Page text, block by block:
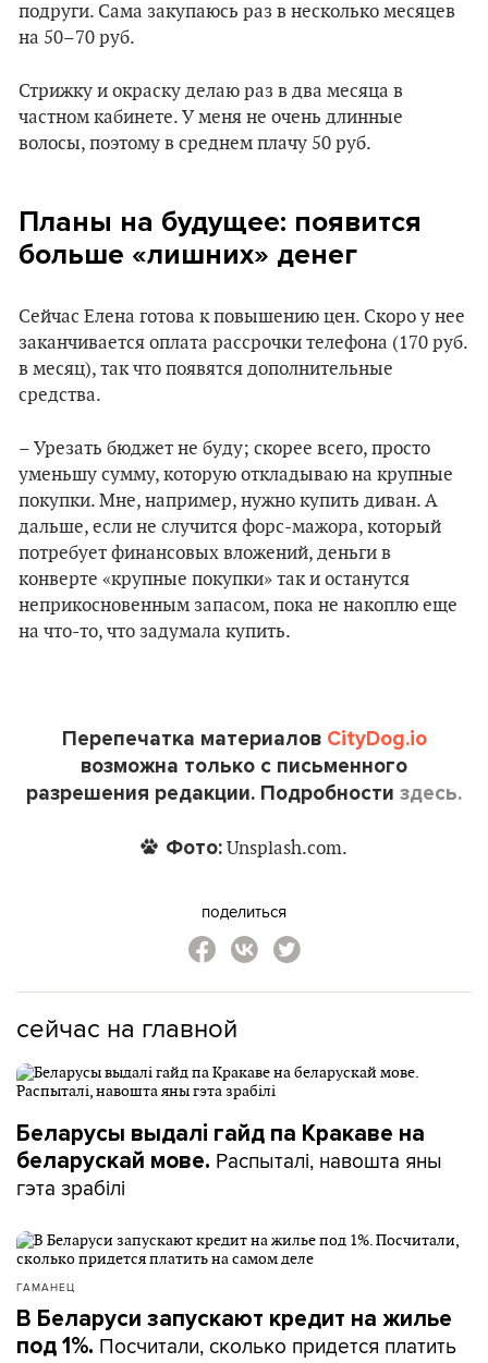
подруги. Сама закупаюсь раз в несколько месяцев
на 50–70 руб.
Стрижку и окраску делаю раз в два месяца в
частном кабинете. У меня не очень длинные
волосы, поэтому в среднем плачу 50 руб.
Планы на будущее: появится
больше «лишних» денег
Сейчас Елена готова к повышению цен. Скоро у нее
заканчивается оплата рассрочки телефона (170 руб.
в месяц), так что появятся дополнительные
средства.
– Урезать бюджет не буду; скорее всего, просто
уменьшу сумму, которую откладываю на крупные
покупки. Мне, например, нужно купить диван. А
дальше, если не случится форс-мажора, который
потребует финансовых вложений, деньги в
конверте «крупные покупки» так и останутся
неприкосновенным запасом, пока не накоплю еще
на что-то, что задумала купить.
Перепечатка материалов CityDog.io
возможна только с письменного
разрешения редакции. Подробности здесь.
Фото: Unsplash.com.
поделиться
сейчас на главной
Беларусы выдалі гайд па Кракаве на
беларускай мове. Распыталі, навошта яны
гэта зрабілі
ГАМАНЕЦ
В Беларуси запускают кредит на жилье
под 1%. Посчитали, сколько придется платить